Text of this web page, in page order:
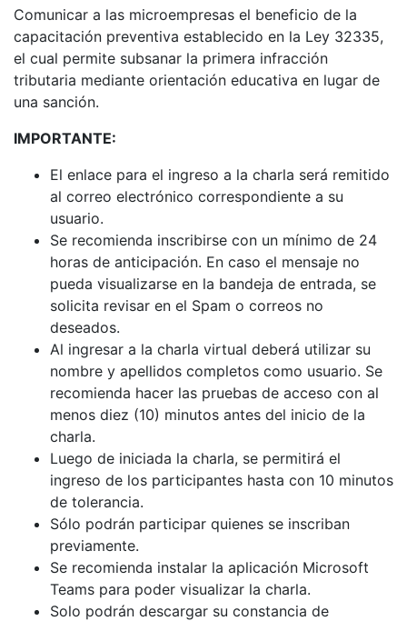
Comunicar a las microempresas el beneficio de la
capacitación preventiva establecido en la Ley 32335,
el cual permite subsanar la primera infracción
tributaria mediante orientación educativa en lugar de
una sanción.
IMPORTANTE:
El enlace para el ingreso a la charla será remitido
al correo electrónico correspondiente a su
usuario.
Se recomienda inscribirse con un mínimo de 24
horas de anticipación. En caso el mensaje no
pueda visualizarse en la bandeja de entrada, se
solicita revisar en el Spam o correos no
deseados.
Al ingresar a la charla virtual deberá utilizar su
nombre y apellidos completos como usuario. Se
recomienda hacer las pruebas de acceso con al
menos diez (10) minutos antes del inicio de la
charla.
Luego de iniciada la charla, se permitirá el
ingreso de los participantes hasta con 10 minutos
de tolerancia.
Sólo podrán participar quienes se inscriban
previamente.
Se recomienda instalar la aplicación Microsoft
Teams para poder visualizar la charla.
Solo podrán descargar su constancia de